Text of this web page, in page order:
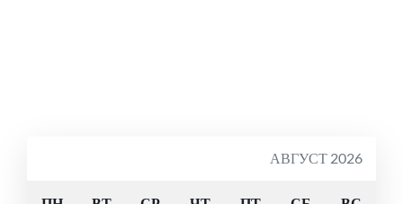
АВГУСТ 2026